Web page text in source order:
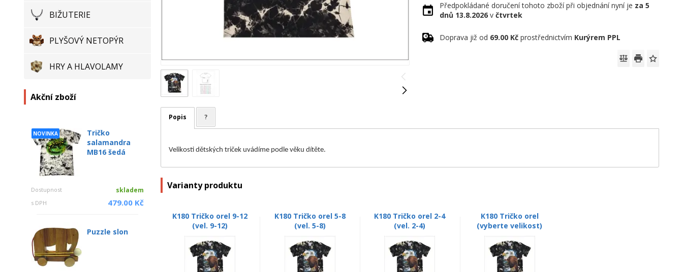
BIŽUTERIE
PLYŠOVÝ NETOPÝR
HRY A HLAVOLAMY
Akční zboží
NOVINKA
Tričko
salamandra
MB16 šedá
Dostupnost skladem
s DPH 479.00 Kč
Puzzle slon
Předpokládané doručení tohoto zboží při objednání nyní je za 5
dnů 13.8.2026 včtvrtek
Doprava již od 69.00 Kč prostřednictvím Kurýrem PPL
Popis ?
Velikosti dětských triček uvádíme podle věku dítěte.
Varianty produktu
K180 Tričko orel 9-12
(vel. 9-12)
K180 Tričko orel 5-8
(vel. 5-8)
K180 Tričko orel 2-4
(vel. 2-4)
K180 Tričko orel
(vyberte velikost)